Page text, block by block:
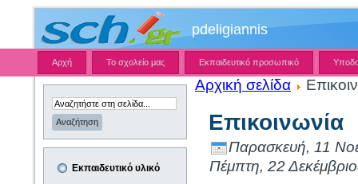
pdeligiannis
Αρχή Το σχολείο μας Εκπαιδευτικό προσωπικό
Εκπαιδευτικό υλικό
Αρχική σελίδα
Επικοινωνία
Παρασκευή, 11
Πέμπτη, 22